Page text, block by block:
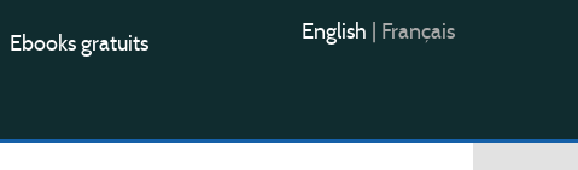
Ebooks gratuits English Français